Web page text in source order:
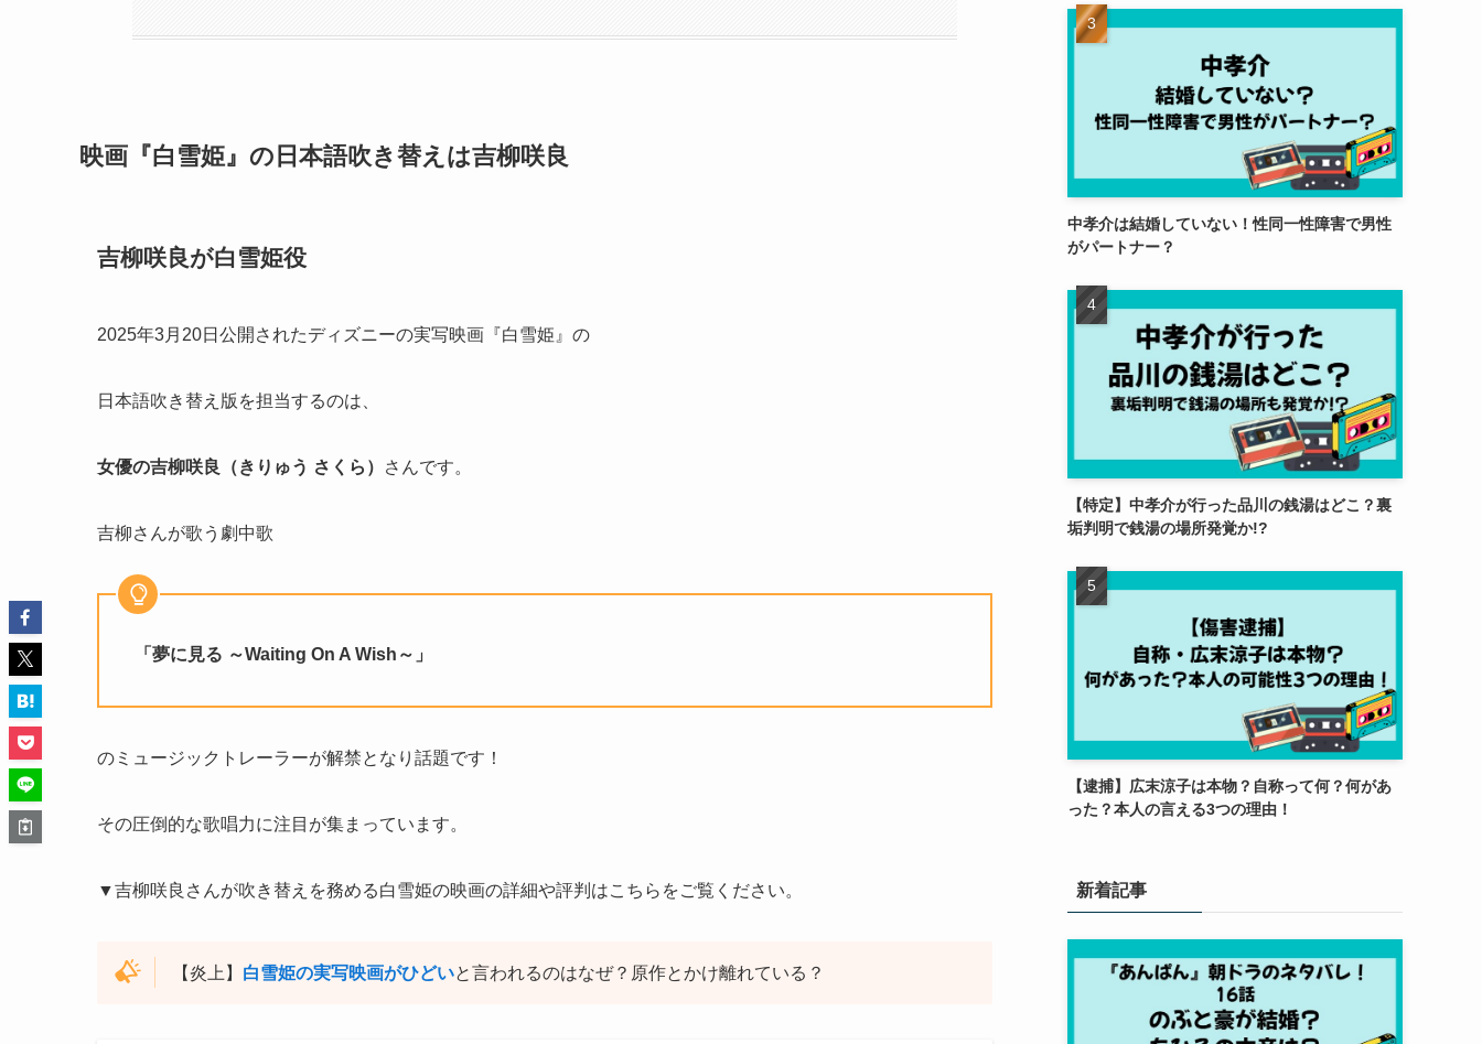
映画『白雪姫』の日本語吹き替えは吉柳咲良
吉柳咲良が白雪姫役
2025年3月20日公開されたディズニーの実写映画『白雪姫』の
日本語吹き替え版を担当するのは、
女優の吉柳咲良（きりゅう さくら） さんです。
吉柳さんが歌う劇中歌
「夢に見る ～Waiting On A Wish～」
のミュージックトレーラーが解禁となり話題です！
その圧倒的な歌唱力に注目が集まっています。
▼吉柳咲良さんが吹き替えを務める白雪姫の映画の詳細や評判はこちらをご覧ください。
【炎上】 白雪姫の実写映画がひどいと言われるのはなぜ？原作とかけ離れている？
中孝介は結婚していない！性同一性障害で男性
がパートナー？
【特定】中孝介が行った品川の銭湯はどこ？裏
垢判明で銭湯の場所発覚か!?
【逮捕】広末涼子は本物？自称って何？何があ
った？本人の言える3つの理由！
新着記事